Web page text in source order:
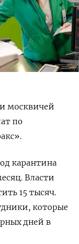
москвичей
по
карантина
Власти
15 тысяч.
которые
дней в